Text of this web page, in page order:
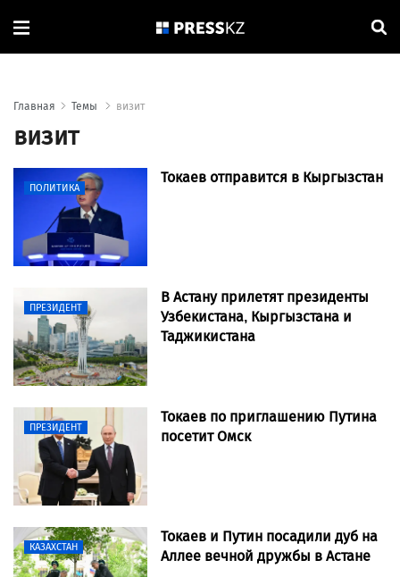
Главная Темы визит
визит
ПОЛИТИКА
Токаев отправится в Кыргызстан
ПРЕЗИДЕНТ
В Астану прилетят президенты
Узбекистана, Кыргызстана и
Таджикистана
ПРЕЗИДЕНТ
Токаев по приглашению Путина
посетит Омск
КАЗАХСТАН
Токаев и Путин посадили дуб на
Аллее вечной дружбы в Астане